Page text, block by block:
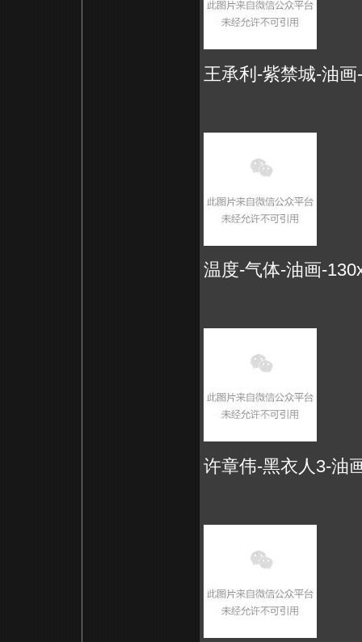
王承利-紫禁城-油画
温度-气体-油画-
许章伟-黑衣人3-油